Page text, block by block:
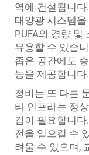
역에 건설됩니
태양광 시스템
PUFA의 경량 및
유용할 수 있습
좁은 공간에도
능을 제공합니다.
정비는 또 다른
타 인프라는 정
검이 필요합니
전을 일으킬 수
려울 수 있으며,